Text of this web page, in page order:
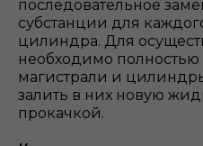
последовательное
субстанции для
цилиндра. Для
необходимо полностью
магистрали и
залить в них новую
прокачкой.